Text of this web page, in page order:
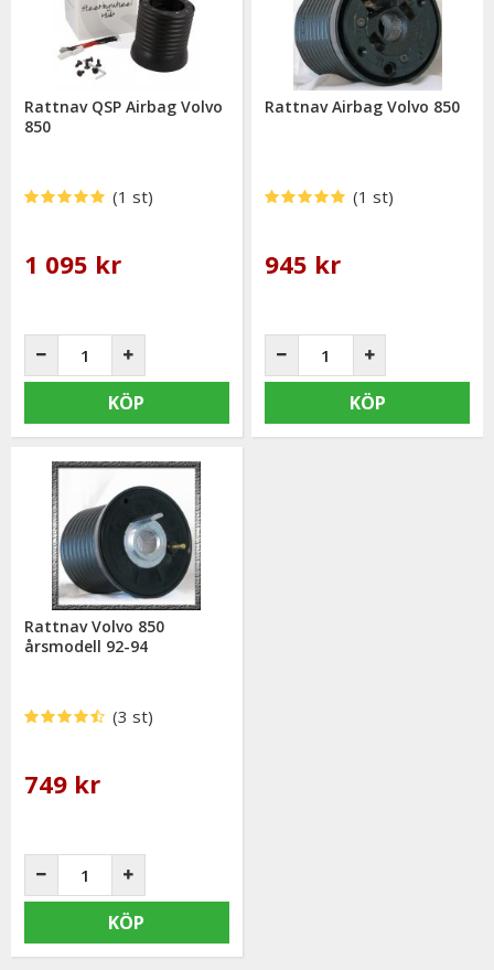
mail: info@mrtuning.se
Rattnav QSP Airbag Volvo
850
(1 st)
1 095 kr
KÖP
Rattnav Airbag Volvo 850
(1 st)
945 kr
KÖP
Rattnav Volvo 850
årsmodell 92-94
(3 st)
749 kr
KÖP